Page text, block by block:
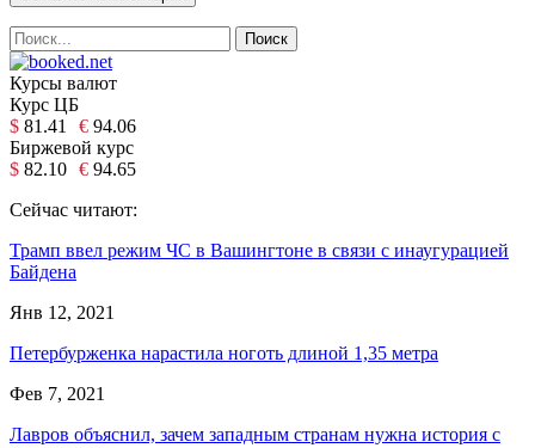
Курсы валют
Курс ЦБ
$ 81.41 € 94.06
Биржевой курс
$ 82.10 € 94.65
Сейчас читают:
Трамп ввел режим ЧС в Вашингтоне в связи с инаугурацией
Байдена
Янв 12, 2021
Петербурженка нарастила ноготь длиной 1,35 метра
Фев 7, 2021
Лавров объяснил, зачем западным странам нужна история с